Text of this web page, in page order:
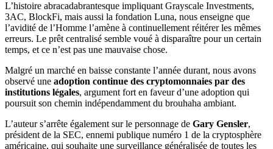
L’histoire abracadabrantesque impliquant Grayscale Investments,
3AC, BlockFi, mais aussi la fondation Luna, nous enseigne que
l’avidité de l’Homme l’amène à continuellement réitérer les mêmes
erreurs. Le prêt centralisé semble voué à disparaître pour un certain
temps, et ce n’est pas une mauvaise chose.
Malgré un marché en baisse constante l’année durant, nous avons
observé une adoption continue des cryptomonnaies par des
institutions légales, argument fort en faveur d’une adoption qui
poursuit son chemin indépendamment du brouhaha ambiant.
L’auteur s’arrête également sur le personnage de Gary Gensler,
président de la SEC, ennemi publique numéro 1 de la cryptosphère
américaine, qui souhaite une surveillance généralisée de toutes les